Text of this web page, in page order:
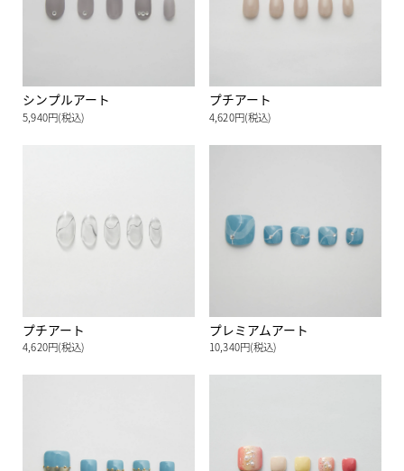
シンプルアート
5,940円(税込)
プチアート
4,620円(税込)
プチアート
4,620円(税込)
プレミアムアート
10,340円(税込)